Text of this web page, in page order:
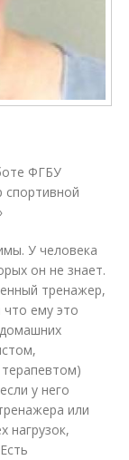
ФГБУ
спортивной
У человека
он не знает.
тренажер,
что ему это
у него
или
нагрузок,